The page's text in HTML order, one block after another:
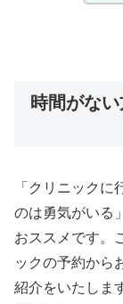
時間がな
「クリニックに
のは勇気がいる
おススメです。
ックの予約から
紹介をいたしま